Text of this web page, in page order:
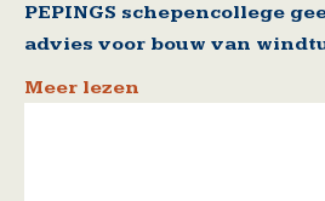
PEPINGS schepencollege
advies voor bouw van
Meer lezen